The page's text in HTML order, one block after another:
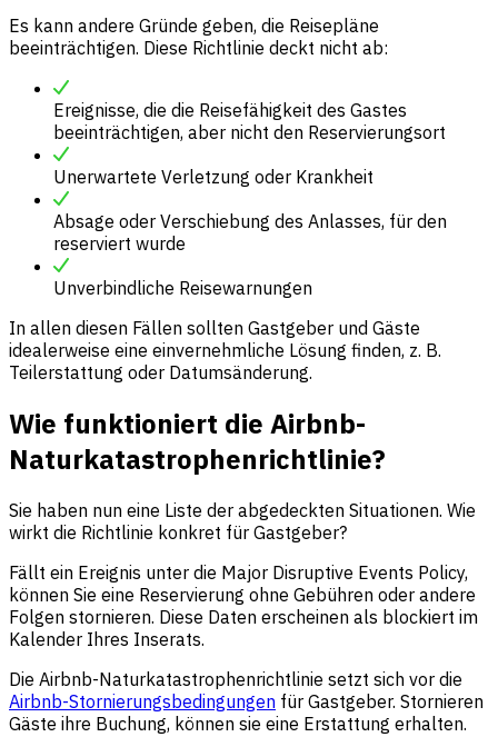
Es kann andere Gründe geben, die Reisepläne
beeinträchtigen. Diese Richtlinie deckt nicht ab:
Ereignisse, die die Reisefähigkeit des Gastes
beeinträchtigen, aber nicht den Reservierungsort
Unerwartete Verletzung oder Krankheit
Absage oder Verschiebung des Anlasses, für den
reserviert wurde
Unverbindliche Reisewarnungen
In allen diesen Fällen sollten Gastgeber und Gäste
idealerweise eine einvernehmliche Lösung finden, z. B.
Teilerstattung oder Datumsänderung.
Wie funktioniert die Airbnb-
Naturkatastrophenrichtlinie?
Sie haben nun eine Liste der abgedeckten Situationen. Wie
wirkt die Richtlinie konkret für Gastgeber?
Fällt ein Ereignis unter die Major Disruptive Events Policy,
können Sie eine Reservierung ohne Gebühren oder andere
Folgen stornieren. Diese Daten erscheinen als blockiert im
Kalender Ihres Inserats.
Die Airbnb-Naturkatastrophenrichtlinie setzt sich vor die
Airbnb-Stornierungsbedingungen für Gastgeber. Stornieren
Gäste ihre Buchung, können sie eine Erstattung erhalten.